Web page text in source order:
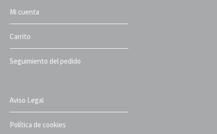
Mi cuenta
Carrito
Seguimiento del pedido
Aviso Legal
Política de cookies